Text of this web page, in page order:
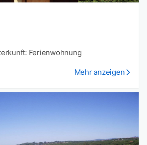
Ferienwohnung
Mehr anzeigen